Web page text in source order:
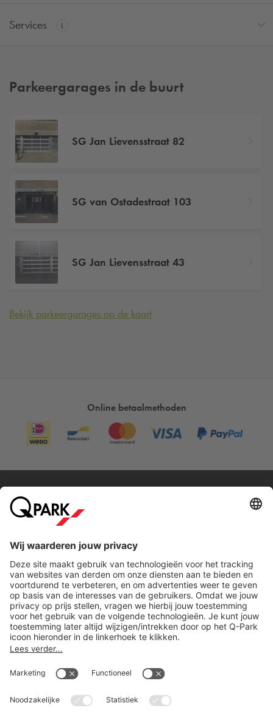
Services
Parkeergarages in de buurt
SG Jan Lievensstraat 82
SG van Ostadestraat 103
SG Jan Lievensstraat 43
Bekijk parkeergarages op de kaart
Online betaalmethoden
Download
Cookie instellingen
Copyright